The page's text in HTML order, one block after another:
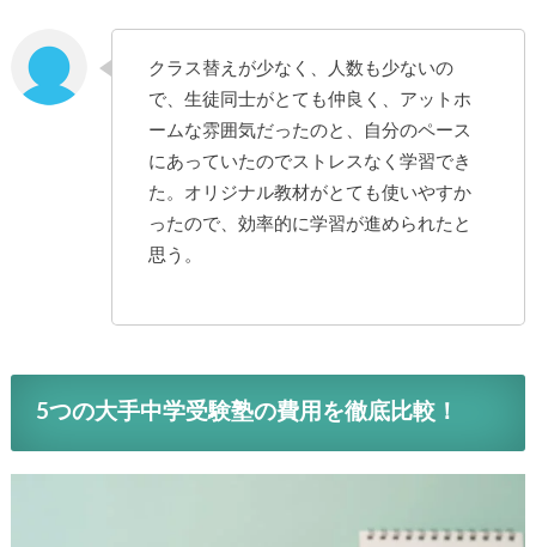
クラス替えが少なく、人数も少ないの
で、生徒同士がとても仲良く、アットホ
ームな雰囲気だったのと、自分のペース
にあっていたのでストレスなく学習でき
た。オリジナル教材がとても使いやすか
ったので、効率的に学習が進められたと
思う。
5つの大手中学受験塾の費用を徹底比較！